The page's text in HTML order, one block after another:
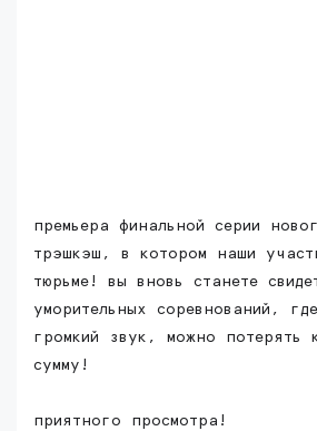
премьера финальной серии
трэшкэш, в котором наши
тюрьме! вы вновь станете
уморительных соревнований,
громкий звук, можно потерять
сумму!
приятного просмотра!